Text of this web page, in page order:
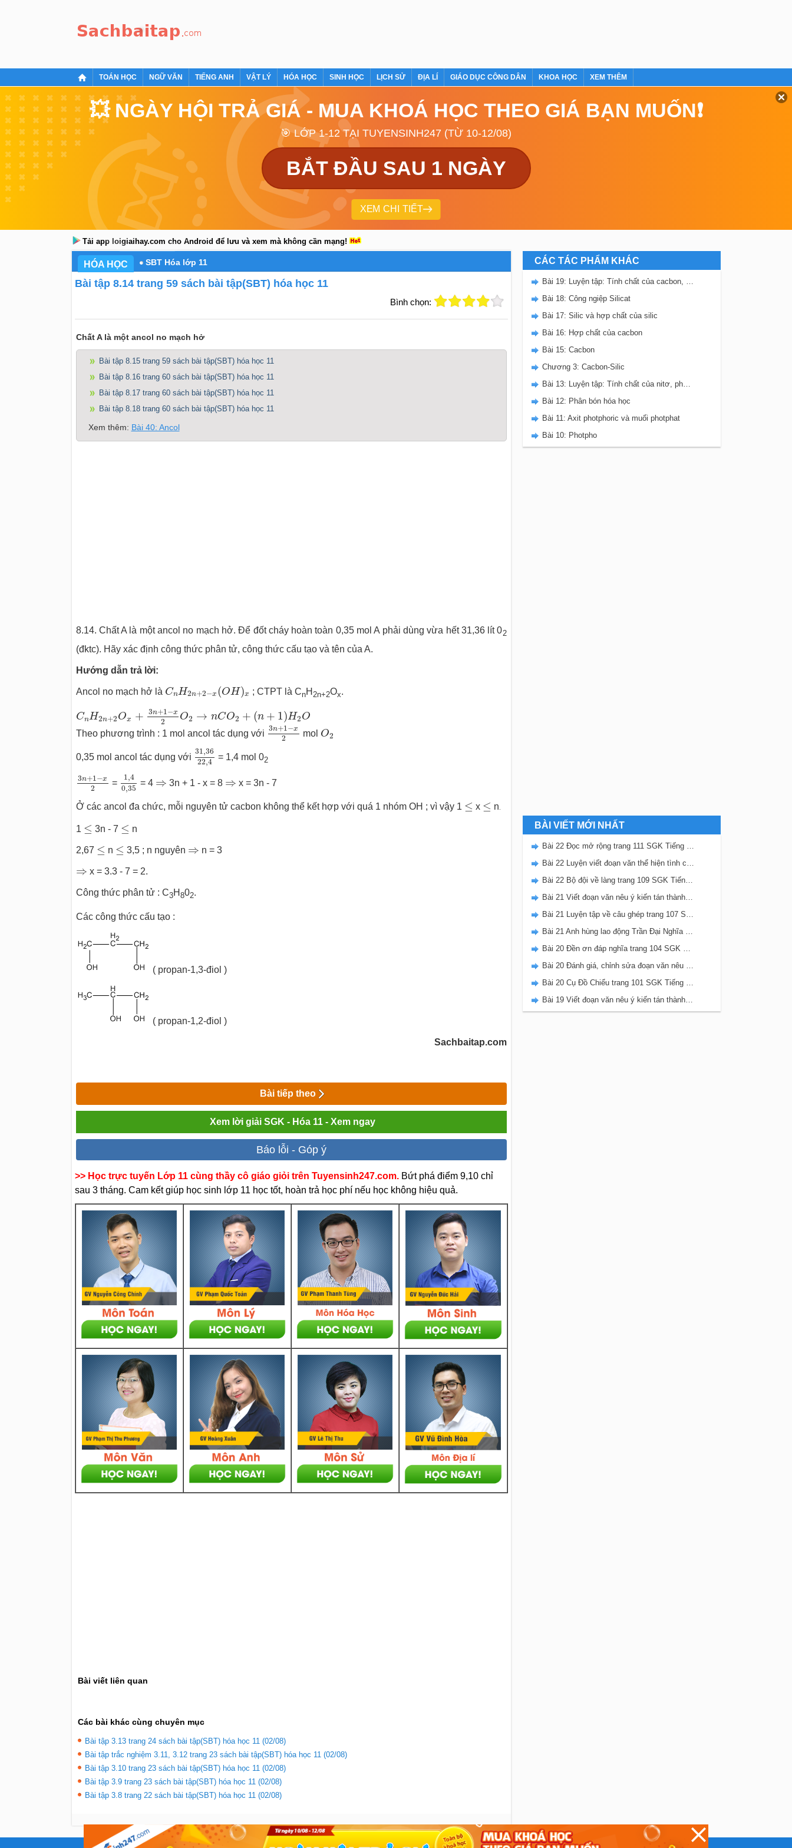
TOÁN HỌC NGỮ VĂN TIẾNG ANH VẬT LÝ HÓA HỌC SINH HỌC LỊCH SỬ ĐỊA LÍ GIÁO DỤC CÔNG DÂN KHOA HỌC XEM THÊM
💥 NGÀY HỘI TRẢ GIÁ - MUA KHOÁ HỌC THEO GIÁ BẠN MUỐN❗
🎯 LỚP 1-12 TẠI TUYENSINH247 (TỪ 10-12/08)
BẮT ĐẦU SAU 1 NGÀY
XEM CHI TIẾT
Tải app loigiaihay.com cho Android để lưu và xem mà không cần mạng!
HÓA HỌC SBT Hóa lớp 11
Bài tập 8.14 trang 59 sách bài tập(SBT) hóa học 11
Bình chọn:
Chất A là một ancol no mạch hở
Bài tập 8.15 trang 59 sách bài tập(SBT) hóa học 11
Bài tập 8.16 trang 60 sách bài tập(SBT) hóa học 11
Bài tập 8.17 trang 60 sách bài tập(SBT) hóa học 11
Bài tập 8.18 trang 60 sách bài tập(SBT) hóa học 11
Xem thêm: Bài 40: Ancol
8.14. Chất A là một ancol no mạch hở. Để đốt cháy hoàn toàn 0,35 mol A phải dùng vừa hết 31,36 lít 02
(đktc). Hãy xác định công thức phân tử, công thức cấu tạo và tên của A.
Hướng dẫn trả lời:
Ancol no mạch hở là CnH2n+2−x (OH)x
Cn H2 −x(OH ; CTPT là CnH 2n+2Ox.
CnH2n+2Ox + 3n+1−x
2 O2 → nCO2 + (n + 1)H2O
3n +1 − ( H
Theo phương trình : 1 mol ancol tác dụng với 3n+1−x
2
3n+1−x
mol O2
O
0,35 mol ancol tác dụng với
31,36
22,4
31,36
= 1,4 mol 02
3n+1−x
2
3n + −
=
1,4
0,35
1, 4
= 4 ⇒
⇒ 3n + 1 - x = 8 ⇒
⇒ x = 3n - 7
Ở các ancol đa chức, mỗi nguyên tử cacbon không thể kết hợp với quá 1 nhóm OH ; vì vậy 1 ≤
≤ x ≤
≤ n
1 ≤
≤ 3n - 7 ≤
≤ n
2,67 ≤
≤ n ≤
≤ 3,5 ; n nguyên ⇒
⇒ n = 3
⇒
⇒ x = 3.3 - 7 = 2.
Công thức phân tử : C3H 802.
Các công thức cấu tạo :
( propan-1,3-điol )
( propan-1,2-điol )
Sachbaitap.com
Bài tiếp theo
Xem lời giải SGK - Hóa 11 - Xem ngay
Báo lỗi - Góp ý
>> Học trực tuyến Lớp 11 cùng thầy cô giáo giỏi trên Tuyensinh247.com. Bứt phá điểm 9,10 chỉ
sau 3 tháng. Cam kết giúp học sinh lớp 11 học tốt, hoàn trả học phí nếu học không hiệu quả.
Bài viết liên quan
Các bài khác cùng chuyên mục
Bài tập 3.13 trang 24 sách bài tập(SBT) hóa học 11 (02/08)
Bài tập trắc nghiệm 3.11, 3.12 trang 23 sách bài tập(SBT) hóa học 11 (02/08)
Bài tập 3.10 trang 23 sách bài tập(SBT) hóa học 11 (02/08)
Bài tập 3.9 trang 23 sách bài tập(SBT) hóa học 11 (02/08)
Bài tập 3.8 trang 22 sách bài tập(SBT) hóa học 11 (02/08)
CÁC TÁC PHẨM KHÁC
Bài 19: Luyện tập: Tính chất của cacbon, silic và các hợp chất của chúng
Bài 18: Công ngiệp Silicat
Bài 17: Silic và hợp chất của silic
Bài 16: Hợp chất của cacbon
Bài 15: Cacbon
Chương 3: Cacbon-Silic
Bài 13: Luyện tập: Tính chất của nitơ, photpho và các hợp chất của chúng
Bài 12: Phân bón hóa học
Bài 11: Axit photphoric và muối photphat
Bài 10: Photpho
BÀI VIẾT MỚI NHẤT
Bài 22 Đọc mở rộng trang 111 SGK Tiếng Việt 5 Kết nối tri thức tập 2
Bài 22 Luyện viết đoạn văn thể hiện tình cảm, cảm xúc về một sự việc trang 111 SGK Tiếng Việt 5 Kết nối tri thức tập 2
Bài 22 Bộ đội về làng trang 109 SGK Tiếng Việt 5 Kết nối tri thức tập 2
Bài 21 Viết đoạn văn nêu ý kiến tán thành một sự việc, hiện tượng (Bài viết số 2) trang 108 SGK Tiếng Việt 5 Kết nối tri thức tập 2
Bài 21 Luyện tập về câu ghép trang 107 SGK Tiếng Việt 5 Kết nối tri thức tập 2
Bài 21 Anh hùng lao động Trần Đại Nghĩa trang 106 SGK Tiếng Việt 5 Kết nối tri thức tập 2
Bài 20 Đền ơn đáp nghĩa trang 104 SGK Tiếng Việt 5 Kết nối tri thức tập 2
Bài 20 Đánh giá, chỉnh sửa đoạn văn nêu ý kiến tán thành một sự vật, hiện tượng trang 103 SGK Tiếng Việt 5 Kết nối tri thức tập 2
Bài 20 Cụ Đồ Chiểu trang 101 SGK Tiếng Việt 5 Kết nối tri thức tập 2
Bài 19 Viết đoạn văn nêu ý kiến tán thành một sự việc, hiện tượng (Bài viết số 1) trang 100 SGK Tiếng Việt 5 Kết nối tri thức tập 2